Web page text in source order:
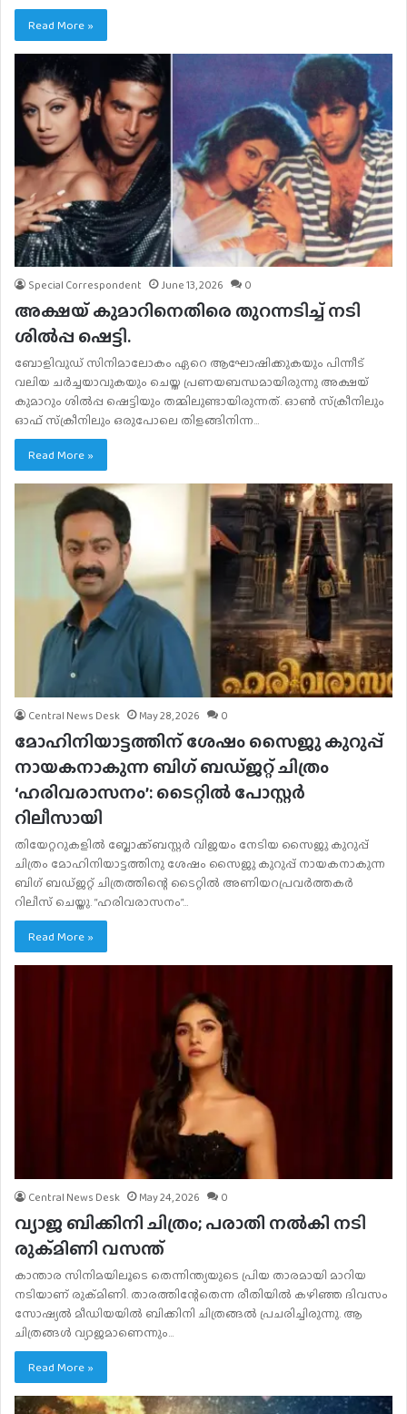
Read More »
Special Correspondent June 13, 2026 0
അക്ഷയ് കുമാറിനെതിരെ തുറന്നടിച്ച് നടി
ശിൽപ്പ ഷെട്ടി.
ബോളിവുഡ് സിനിമാലോകം ഏറെ ആഘോഷിക്കുകയും പിന്നീട്
വലിയ ചർച്ചയാവുകയും ചെയ്ത പ്രണയബന്ധമായിരുന്നു അക്ഷയ്
കുമാറും ശിൽപ്പ ഷെട്ടിയും തമ്മിലുണ്ടായിരുന്നത്. ഓൺ സ്‌ക്രീനിലും
ഓഫ് സ്‌ക്രീനിലും ഒരുപോലെ തിളങ്ങിനിന്ന…
Read More »
Central News Desk May 28, 2026 0
മോഹിനിയാട്ടത്തിന് ശേഷം സൈജു കുറുപ്പ്
നായകനാകുന്ന ബിഗ് ബഡ്ജറ്റ് ചിത്രം
‘ഹരിവരാസനം’: ടൈറ്റിൽ പോസ്റ്റർ
റിലീസായി
തിയേറ്ററുകളിൽ ബ്ലോക്ക്ബസ്റ്റർ വിജയം നേടിയ സൈജു കുറുപ്പ്
ചിത്രം മോഹിനിയാട്ടത്തിനു ശേഷം സൈജു കുറുപ്പ് നായകനാകുന്ന
ബിഗ് ബഡ്ജറ്റ് ചിത്രത്തിന്റെ ടൈറ്റിൽ അണിയറപ്രവർത്തകർ
റിലീസ് ചെയ്തു. “ഹരിവരാസനം”…
Read More »
Central News Desk May 24, 2026 0
വ്യാജ ബിക്കിനി ചിത്രം; പരാതി നല്‍കി നടി
രുക്മിണി വസന്ത്
കാന്താര സിനിമയിലൂടെ തെന്നിന്ത്യയുടെ പ്രിയ താരമായി മാറിയ
നടിയാണ് രുക്മിണി. താരത്തിന്റേതെന്ന രീതിയില്‍ കഴിഞ്ഞ ദിവസം
സോഷ്യല്‍ മീഡിയയില്‍ ബിക്കിനി ചിത്രങ്ങല്‍ പ്രചരിച്ചിരുന്നു. ആ
ചിത്രങ്ങള്‍ വ്യാജമാണെന്നും…
Read More »